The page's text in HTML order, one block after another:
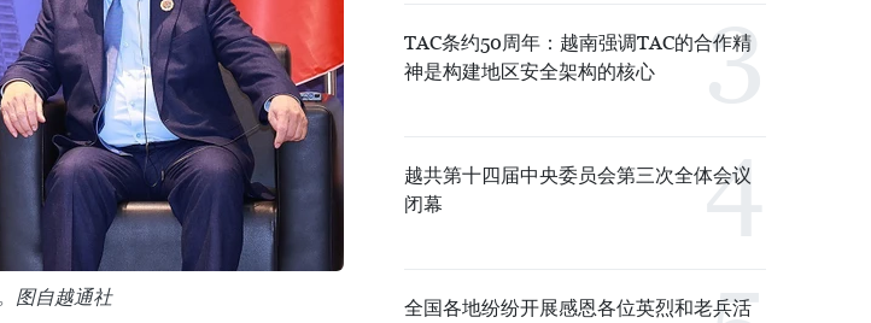
图自越通社
TAC条约50周年：越南强调TAC的合作精
神是构建地区安全架构的核心
越共第十四届中央委员会第三次全体会议
闭幕
全国各地纷纷开展感恩各位英烈和老兵活